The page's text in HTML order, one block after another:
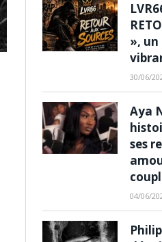
»,
30/06/
Aya
ses
04/06/